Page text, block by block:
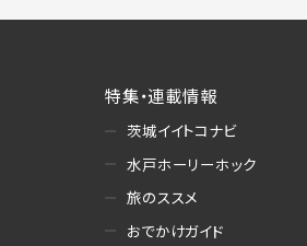
特集・連載情報
茨城イイトコナビ
水戸ホーリーホック
旅のススメ
おでかけガイド